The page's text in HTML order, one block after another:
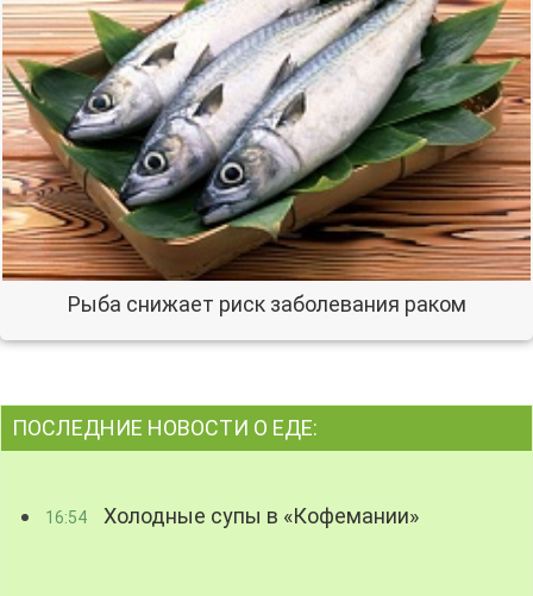
Рыба снижает риск заболевания раком
ПОСЛЕДНИЕ НОВОСТИ О ЕДЕ:
16:54 Холодные супы в «Кофемании»